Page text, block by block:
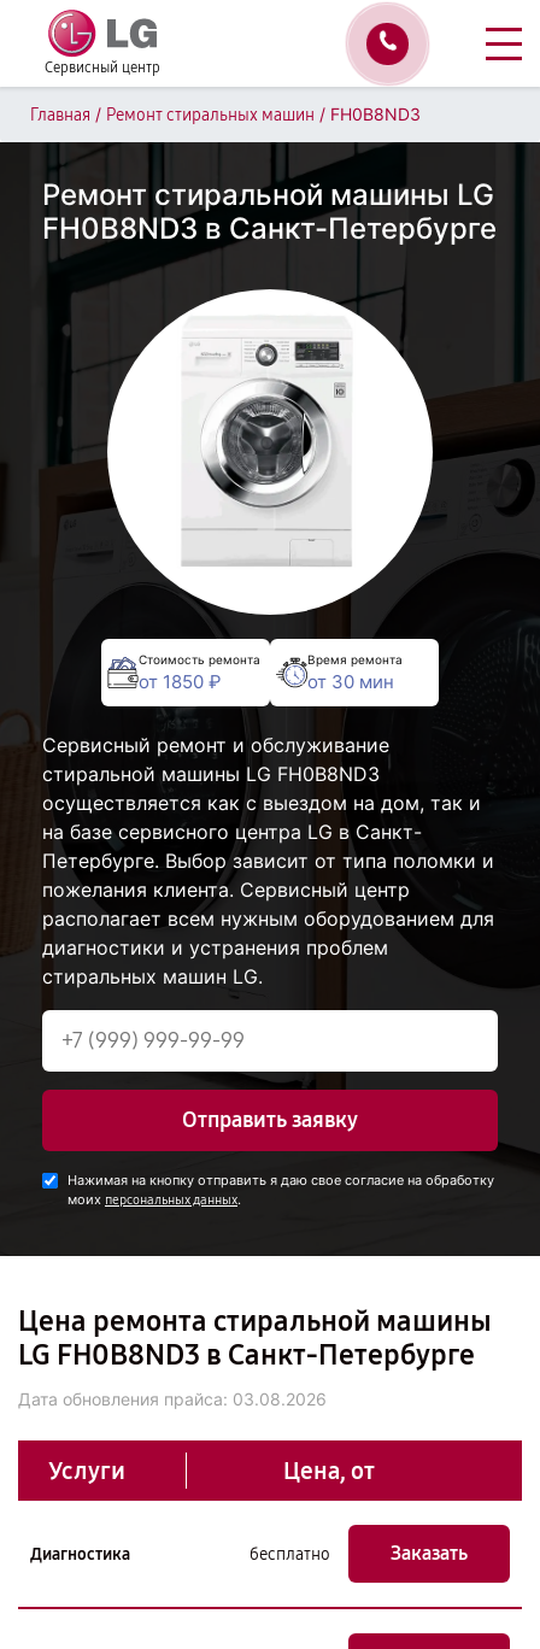
Сервисный центр
Главная / Ремонт стиральных машин / FH0B8ND3
Ремонт стиральной машины LG
FH0B8ND3 в Санкт-Петербурге
Стоимость ремонта
от 1850 ₽
Время ремонта
от 30 мин
Сервисный ремонт и обслуживание
стиральной машины LG FH0B8ND3
осуществляется как с выездом на дом, так и
на базе сервисного центра LG в Санкт-
Петербурге. Выбор зависит от типа поломки и
пожелания клиента. Сервисный центр
располагает всем нужным оборудованием для
диагностики и устранения проблем
стиральных машин LG.
Отправить заявку
Нажимая на кнопку отправить я даю свое согласие на обработку
моих персональных данных.
Цена ремонта стиральной машины
LG FH0B8ND3 в Санкт-Петербурге
Дата обновления прайса: 03.08.2026
Услуги Цена, от
Диагностика бесплатно Заказать